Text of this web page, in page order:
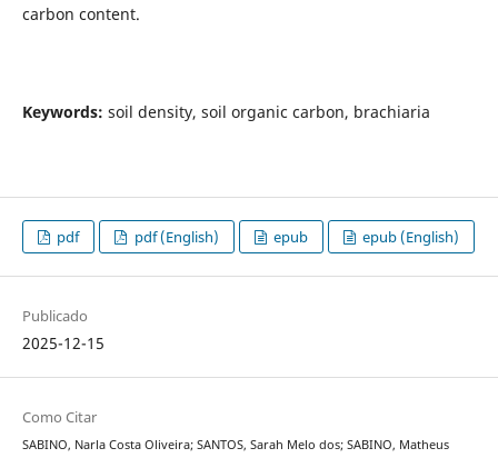
carbon content.
Keywords: soil density, soil organic carbon, brachiaria
pdf pdf (English) epub epub (English)
Publicado
2025-12-15
Como Citar
SABINO, Narla Costa Oliveira; SANTOS, Sarah Melo dos; SABINO, Matheus